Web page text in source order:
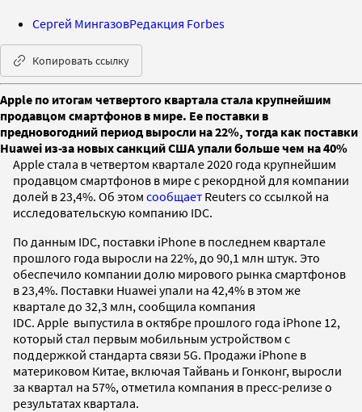
Сергей МингазовРедакция Forbes
Копировать ссылку
Apple по итогам четвертого квартала стала крупнейшим
продавцом смартфонов в мире. Ее поставки в
предновогодний период выросли на 22%, тогда как поставки
Huawei из-за новых санкций США упали больше чем на 40%
Apple стала в четвертом квартале 2020 года крупнейшим
продавцом смартфонов в мире с рекордной для компании
долей в 23,4%. Об этом сообщает Reuters со ссылкой на
исследовательскую компанию IDC.
По данным IDC, поставки iPhone в последнем квартале
прошлого года выросли на 22%, до 90,1 млн штук. Это
обеспечило компании долю мирового рынка смартфонов
в 23,4%. Поставки Huawei упали на 42,4% в этом же
квартале до 32,3 млн, сообщила компания
IDC. Apple выпустила в октябре прошлого года iPhone 12,
который стал первым мобильным устройством с
поддержкой стандарта связи 5G. Продажи iPhone в
материковом Китае, включая Тайвань и Гонконг, выросли
за квартал на 57%, отметила компания в пресс-релизе о
результатах квартала.